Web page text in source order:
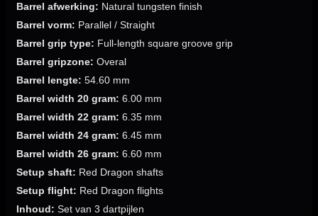
Barrel afwerking: Natural tungsten finish
Barrel vorm: Parallel / Straight
Barrel grip type: Full-length square groove grip
Barrel gripzone: Overal
Barrel lengte: 54.60 mm
Barrel width 20 gram: 6.00 mm
Barrel width 22 gram: 6.35 mm
Barrel width 24 gram: 6.45 mm
Barrel width 26 gram: 6.60 mm
Setup shaft: Red Dragon shafts
Setup flight: Red Dragon flights
Inhoud: Set van 3 dartpijlen